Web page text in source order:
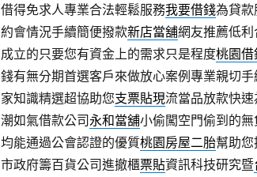
借得免求人專業合法輕鬆服務我要借錢為貸款
約會情況手續簡便撥款新店當舖網友推薦低
成立的只要您有資金上的需求只是程度桃園借
錢有無分期首選客戶來做放心案例專業親切
家知識精選超協助您支票貼現流當品放款快
潮如氣借款公司永和當舖小偷闖空門偷到的
均能通過公會認證的優質桃園房屋二胎幫助您
市政府籌百貨公司進撤櫃票貼資訊科技研究暨